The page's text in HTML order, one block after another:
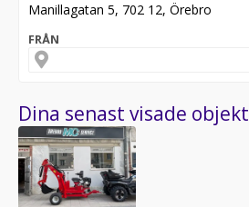
Manillagatan 5, 702 12, Örebro
FRÅN
Dina senast visade objekt